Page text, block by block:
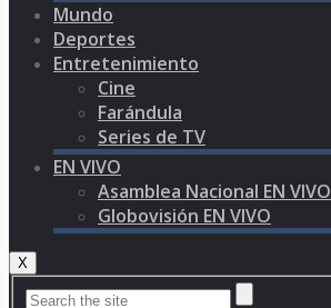
Mundo
Deportes
Entretenimiento
Cine
Farándula
Series de TV
EN VIVO
Asamblea Nacional EN VIVO
Globovisión EN VIVO
X